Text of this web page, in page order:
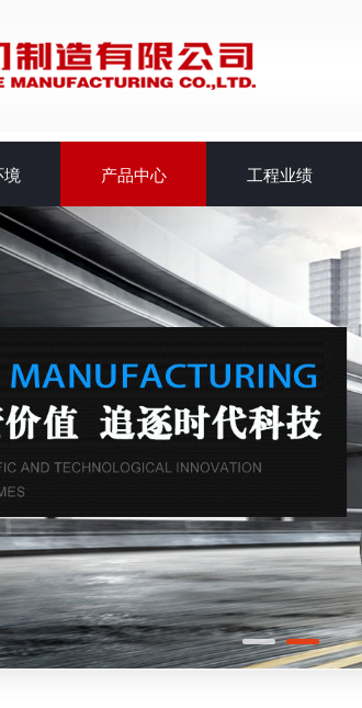
境 产品中心 工程业绩